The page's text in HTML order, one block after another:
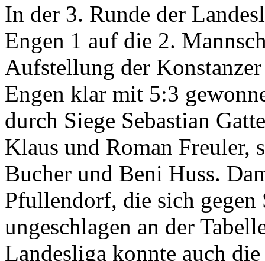
In der 3. Runde der
Engen 1 auf die 2.
Aufstellung der
Engen klar mit 5:3
durch Siege Sebastian
Klaus und Roman Freuler,
Bucher und Beni Huss.
Pfullendorf, die sich
ungeschlagen an der
Landesliga konnte auch